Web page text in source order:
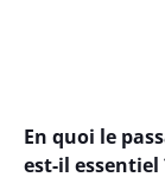
En quoi le
est-il essentiel